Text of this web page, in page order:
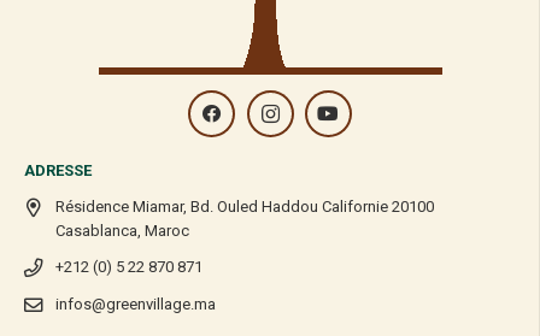
ADRESSE
Résidence Miamar, Bd. Ouled Haddou Californie 20100
Casablanca, Maroc
+212 (0) 5 22 870 871
infos@greenvillage.ma